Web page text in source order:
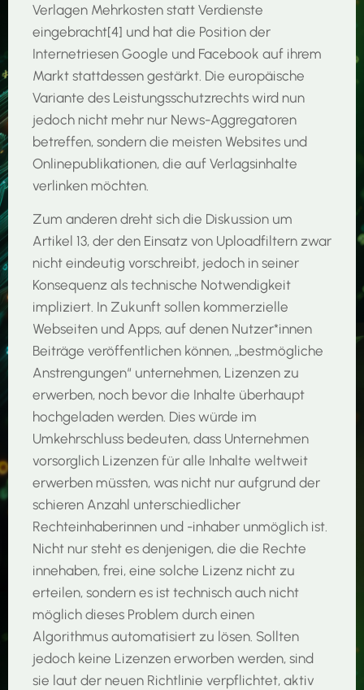
Verlagen Mehrkosten statt Verdienste
eingebracht[4] und hat die Position der
Internetriesen Google und Facebook auf ihrem
Markt stattdessen gestärkt. Die europäische
Variante des Leistungsschutzrechts wird nun
jedoch nicht mehr nur News-Aggregatoren
betreffen, sondern die meisten Websites und
Onlinepublikationen, die auf Verlagsinhalte
verlinken möchten.
Zum anderen dreht sich die Diskussion um
Artikel 13, der den Einsatz von Uploadfiltern zwar
nicht eindeutig vorschreibt, jedoch in seiner
Konsequenz als technische Notwendigkeit
impliziert. In Zukunft sollen kommerzielle
Webseiten und Apps, auf denen Nutzer*innen
Beiträge veröffentlichen können, „bestmögliche
Anstrengungen“ unternehmen, Lizenzen zu
erwerben, noch bevor die Inhalte überhaupt
hochgeladen werden. Dies würde im
Umkehrschluss bedeuten, dass Unternehmen
vorsorglich Lizenzen für alle Inhalte weltweit
erwerben müssten, was nicht nur aufgrund der
schieren Anzahl unterschiedlicher
Rechteinhaberinnen und -inhaber unmöglich ist.
Nicht nur steht es denjenigen, die die Rechte
innehaben, frei, eine solche Lizenz nicht zu
erteilen, sondern es ist technisch auch nicht
möglich dieses Problem durch einen
Algorithmus automatisiert zu lösen. Sollten
jedoch keine Lizenzen erworben werden, sind
sie laut der neuen Richtlinie verpflichtet, aktiv